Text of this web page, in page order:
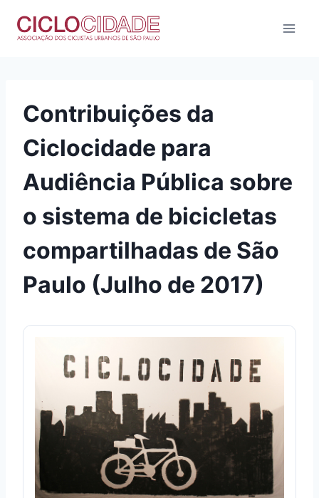
para
Contribuições da
Ciclocidade para
Audiência Pública sobre
o sistema de bicicletas
compartilhadas de São
Paulo (Julho de 2017)